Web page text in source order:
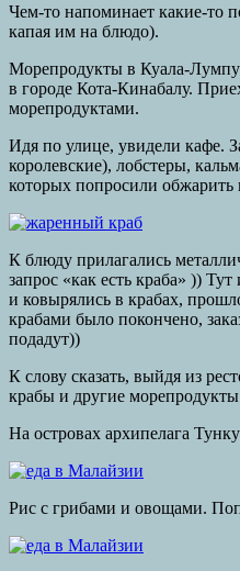
Чем-то напоминает какие-то
капая им на блюдо).
Морепродукты в Куала-
в городе Кота-Кинабалу.
морепродуктами.
Идя по улице, увидели кафе.
королевские), лобстеры,
которых попросили
К блюду прилагались
запрос «как есть краба» ))
и ковырялись в крабах,
крабами было покончено,
подадут))
К слову сказать, выйдя из
крабы и другие
На островах архипелага
Рис с грибами и овощами.